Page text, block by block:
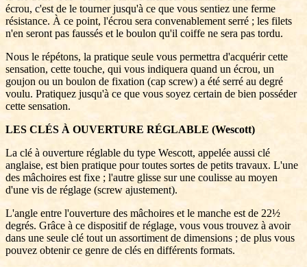
écrou, c'est de le tourner jusqu'à ce que vous sentiez une ferme
résistance. À ce point, l'écrou sera convenablement serré ; les filets
n'en seront pas faussés et le boulon qu'il coiffe ne sera pas tordu.
Nous le répétons, la pratique seule vous permettra d'acquérir cette
sensation, cette touche, qui vous indiquera quand un écrou, un
goujon ou un boulon de fixation (cap screw) a été serré au degré
voulu. Pratiquez jusqu'à ce que vous soyez certain de bien posséder
cette sensation.
LES CLÉS À OUVERTURE RÉGLABLE (Wescott)
La clé à ouverture réglable du type Wescott, appelée aussi clé
anglaise, est bien pratique pour toutes sortes de petits travaux. L'une
des mâchoires est fixe ; l'autre glisse sur une coulisse au moyen
d'une vis de réglage (screw ajustement).
L'angle entre l'ouverture des mâchoires et le manche est de 22½
degrés. Grâce à ce dispositif de réglage, vous vous trouvez à avoir
dans une seule clé tout un assortiment de dimensions ; de plus vous
pouvez obtenir ce genre de clés en différents formats.